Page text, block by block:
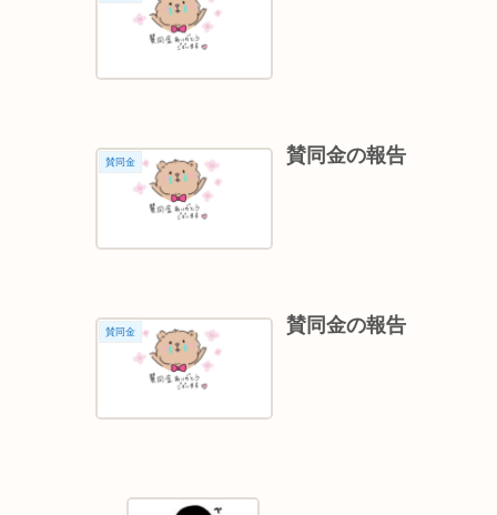
賛同金 賛同金の報告
賛同金 賛同金の報告